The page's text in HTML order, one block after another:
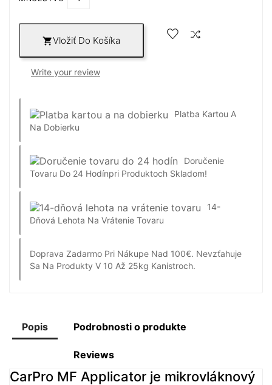
Vložiť Do Košíka
Write your review
Platba Kartou A
Na Dobierku
Doručenie
Tovaru Do 24 HodínPri Produktoch Skladom!
14-
Dňová Lehota Na Vrátenie Tovaru
Doprava Zadarmo Pri Nákupe Nad 100€. Nevzťahuje
Sa Na Produkty V 10 Až 25kg Kanistroch.
Popis Podrobnosti o produkte
Reviews
CarPro MF Applicator je mikrovláknový